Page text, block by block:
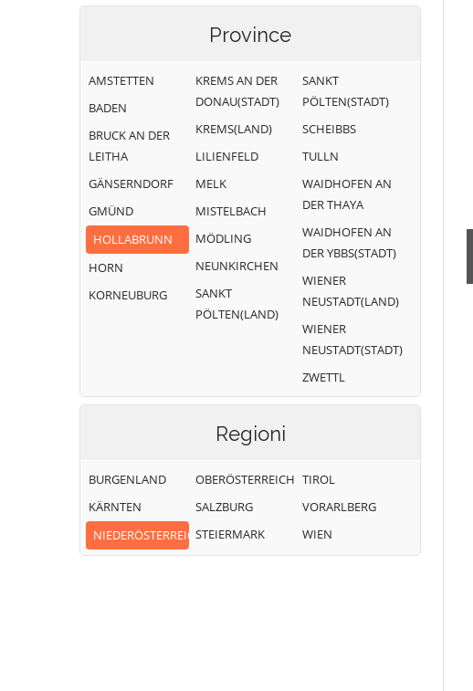
Province
AMSTETTEN
BADEN
BRUCK AN DER
LEITHA
GÄNSERNDORF
GMÜND
HOLLABRUNN
HORN
KORNEUBURG
KREMS AN DER
DONAU(STADT)
KREMS(LAND)
LILIENFELD
MELK
MISTELBACH
MÖDLING
NEUNKIRCHEN
SANKT
PÖLTEN(LAND)
SANKT
PÖLTEN(STADT)
SCHEIBBS
TULLN
WAIDHOFEN AN
DER THAYA
WAIDHOFEN AN
DER YBBS(STADT)
WIENER
NEUSTADT(LAND)
WIENER
NEUSTADT(STADT)
ZWETTL
Regioni
BURGENLAND
KÄRNTEN
NIEDERÖSTERREICH
OBERÖSTERREICH
SALZBURG
STEIERMARK
TIROL
VORARLBERG
WIEN